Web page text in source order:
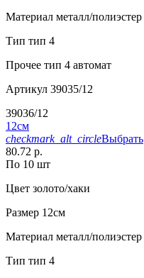
Материал металл/полиэстер
Тип тип 4
Прочее тип 4 автомат
Артикул 39035/12
39036/12
12см
checkmark_alt_circleВыбрать
80.72 р.
По 10 шт
Цвет золото/хаки
Размер 12см
Материал металл/полиэстер
Тип тип 4